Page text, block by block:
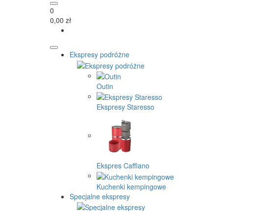
0
0,00 zł
Ekspresy podróżne
Outin
Ekspresy Staresso
Ekspres Cafflano
Kuchenki kempingowe
Specjalne ekspresy